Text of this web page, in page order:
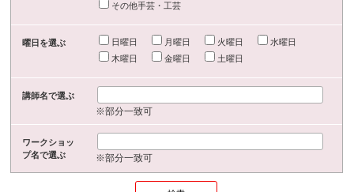
その他手芸・工芸
曜日を選ぶ 日曜日 月曜日 火曜日
水曜日
木曜日
金曜日 土曜日
講師名で選ぶ
※部分一致可
ワークショッ
プ名で選ぶ
※部分一致可